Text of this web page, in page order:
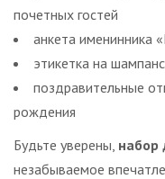
почетных гостей
анкета именинника
этикетка на
поздравительные
рождения
Будьте уверены, набор
незабываемое